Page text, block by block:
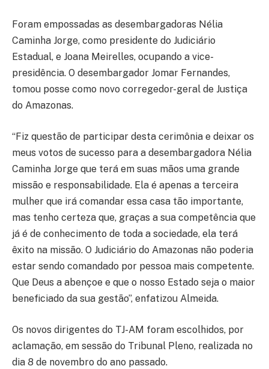
Foram empossadas as desembargadoras Nélia
Caminha Jorge, como presidente do Judiciário
Estadual, e Joana Meirelles, ocupando a vice-
presidência. O desembargador Jomar Fernandes,
tomou posse como novo corregedor-geral de Justiça
do Amazonas.
“Fiz questão de participar desta cerimônia e deixar os
meus votos de sucesso para a desembargadora Nélia
Caminha Jorge que terá em suas mãos uma grande
missão e responsabilidade. Ela é apenas a terceira
mulher que irá comandar essa casa tão importante,
mas tenho certeza que, graças a sua competência que
já é de conhecimento de toda a sociedade, ela terá
êxito na missão. O Judiciário do Amazonas não poderia
estar sendo comandado por pessoa mais competente.
Que Deus a abençoe e que o nosso Estado seja o maior
beneficiado da sua gestão”, enfatizou Almeida.
Os novos dirigentes do TJ-AM foram escolhidos, por
aclamação, em sessão do Tribunal Pleno, realizada no
dia 8 de novembro do ano passado.